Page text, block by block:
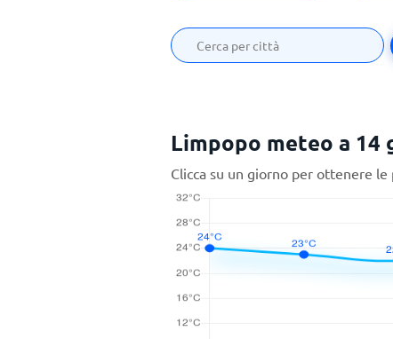
Limpopo meteo a 14
Clicca su un giorno per ottenere